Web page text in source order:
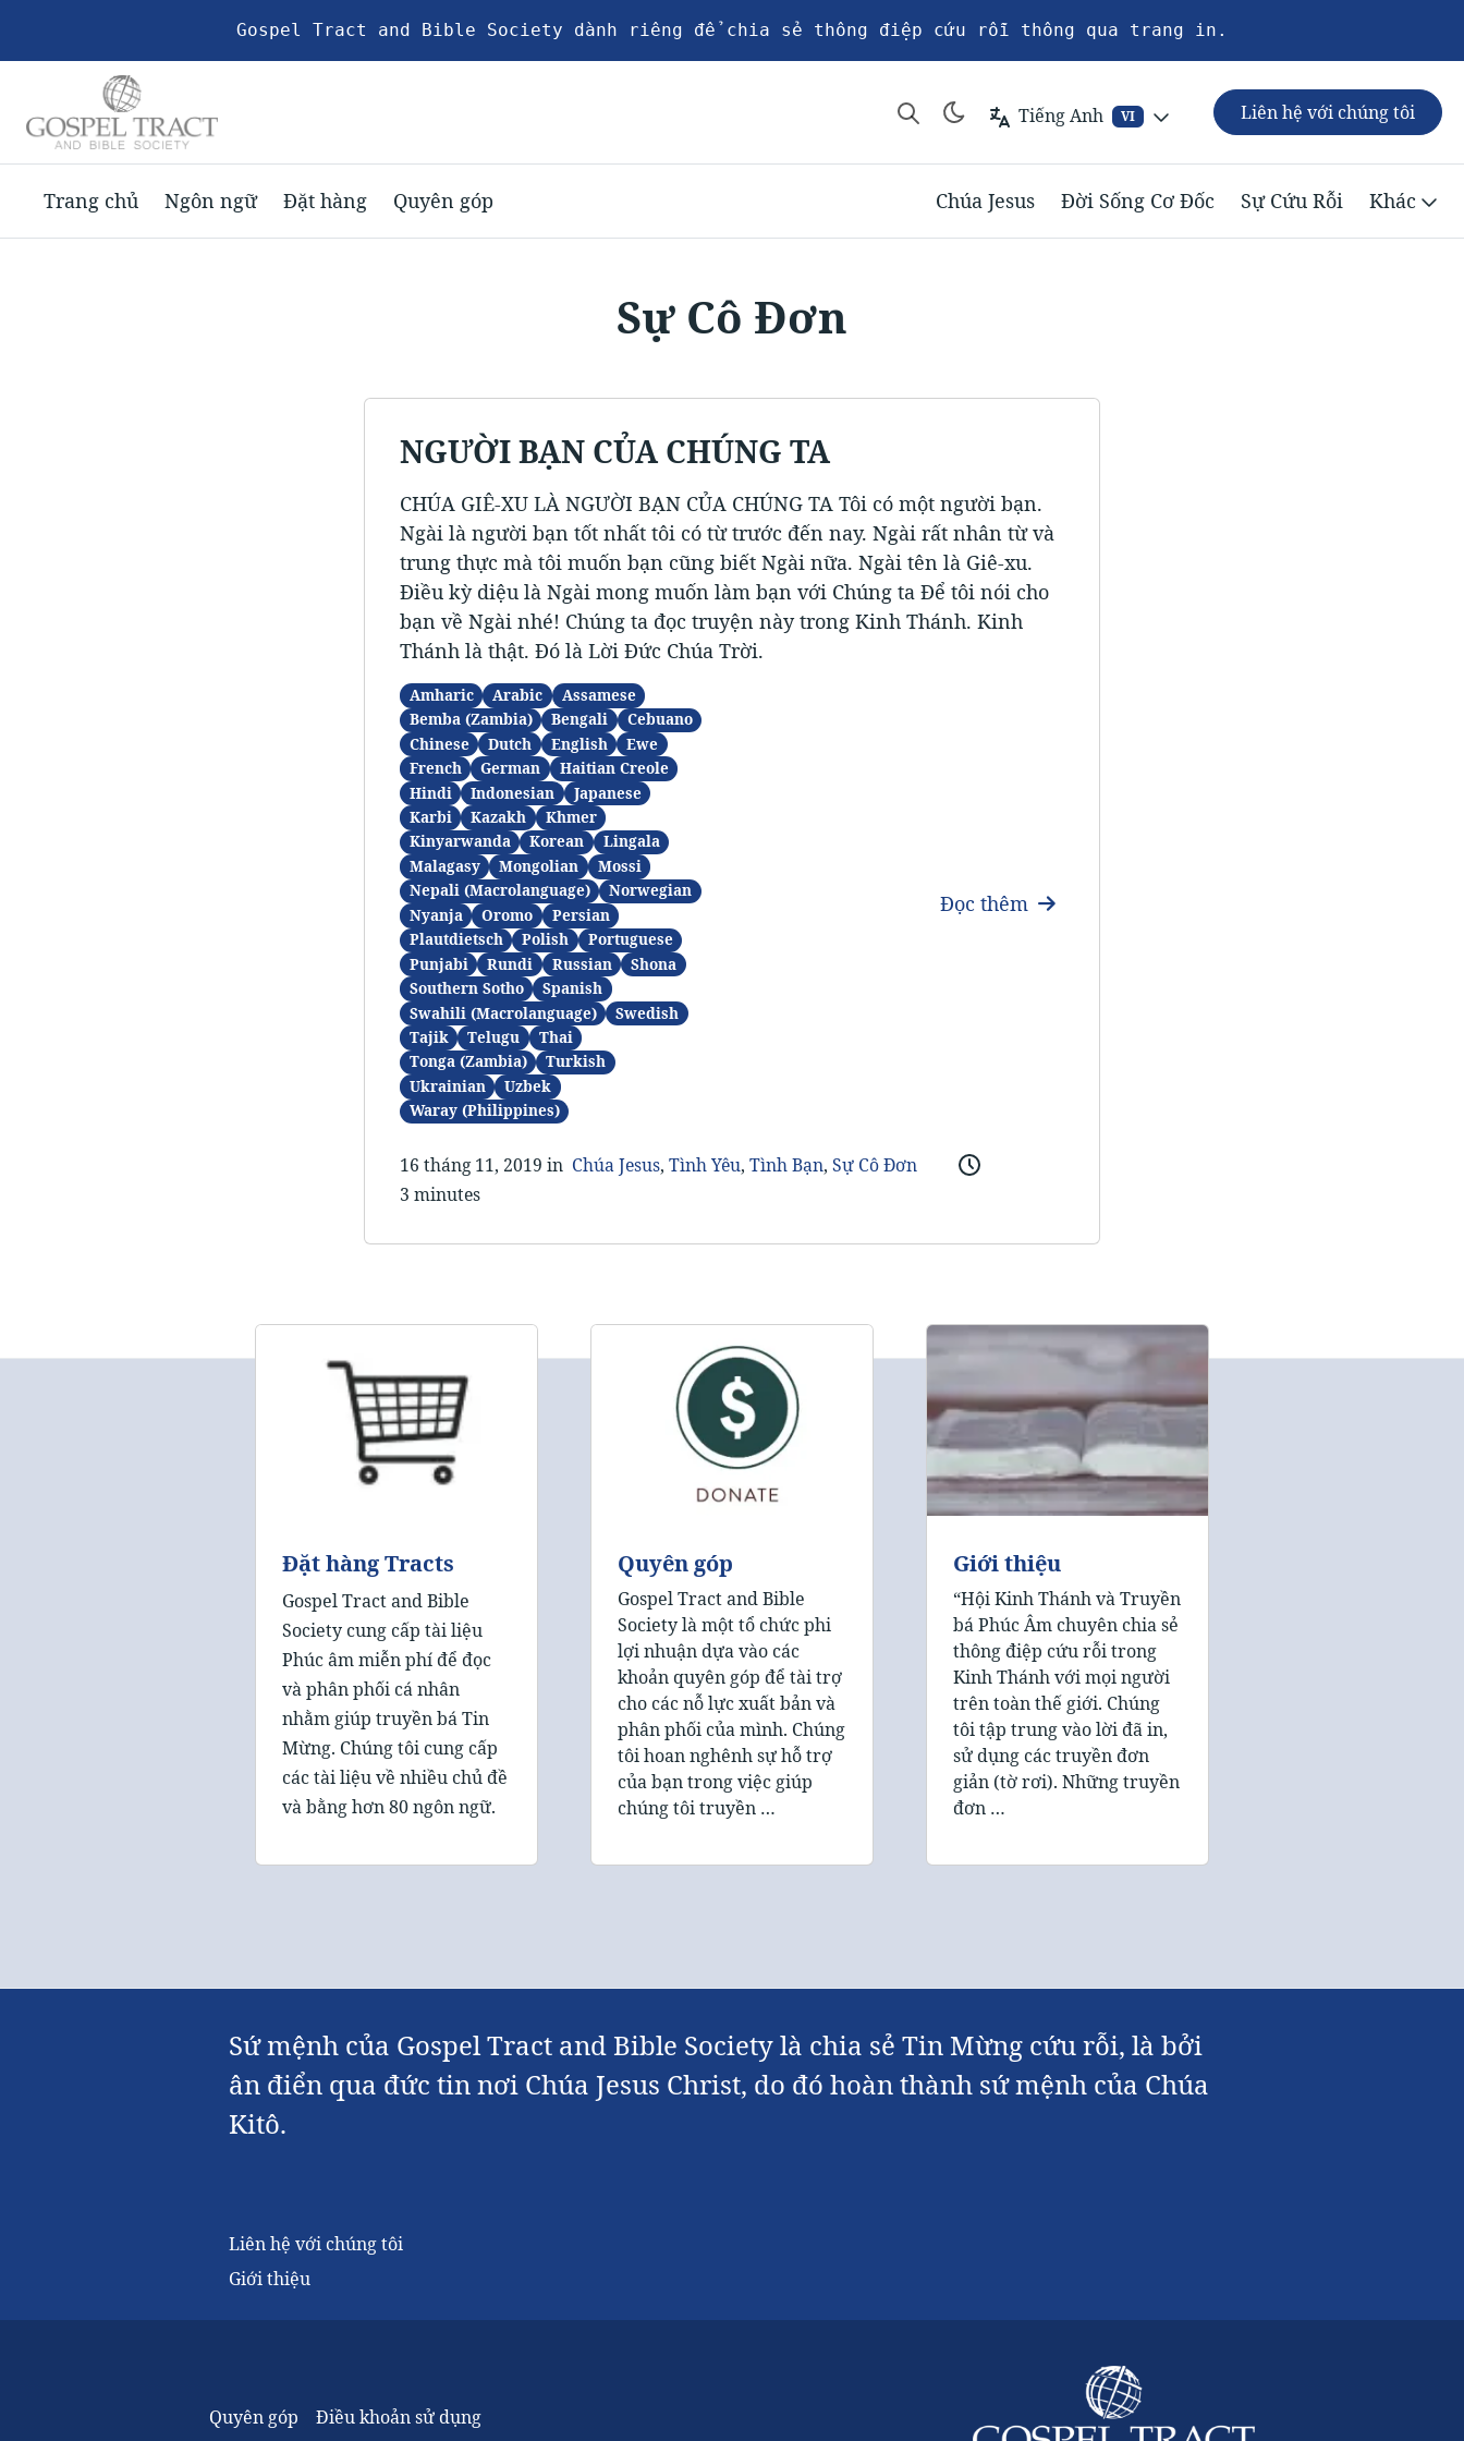
Gospel Tract and Bible Society dành riêng để chia sẻ thông điệp cứu rỗi thông qua trang in.
Tiếng Anh VI Liên hệ với chúng tôi
Trang chủ Ngôn ngữ Đặt hàng Quyên góp Chúa Jesus Đời Sống Cơ Đốc Sự Cứu Rỗi Khác
Sự Cô Đơn
NGƯỜI BẠN CỦA CHÚNG TA
CHÚA GIÊ-XU LÀ NGƯỜI BẠN CỦA CHÚNG TA Tôi có một người bạn.
Ngài là người bạn tốt nhất tôi có từ trước đến nay. Ngài rất nhân từ và
trung thực mà tôi muốn bạn cũng biết Ngài nữa. Ngài tên là Giê-xu.
Điều kỳ diệu là Ngài mong muốn làm bạn với Chúng ta Để tôi nói cho
bạn về Ngài nhé! Chúng ta đọc truyện này trong Kinh Thánh. Kinh
Thánh là thật. Đó là Lời Đức Chúa Trời.
Amharic Arabic
Assamese
Bemba (Zambia)
Bengali
Cebuano
Chinese
Dutch English
Ewe
French
German
Haitian Creole
Hindi
Indonesian
Japanese
Karbi
Kazakh
Khmer
Kinyarwanda
Korean
Lingala
Malagasy
Mongolian
Mossi
Nepali (Macrolanguage)
Norwegian
Nyanja
Oromo
Persian
Plautdietsch
Polish
Portuguese
Punjabi
Rundi Russian
Shona
Southern Sotho
Spanish
Swahili (Macrolanguage)
Swedish
Tajik
Telugu
Thai
Tonga (Zambia)
Turkish
Ukrainian
Uzbek
Waray (Philippines)
Đọc thêm
16 tháng 11, 2019 in Chúa Jesus, Tình Yêu, Tình Bạn, Sự Cô Đơn
3 minutes
Đặt hàng Tracts
Gospel Tract and Bible
Society cung cấp tài liệu
Phúc âm miễn phí để đọc
và phân phối cá nhân
nhằm giúp truyền bá Tin
Mừng. Chúng tôi cung cấp
các tài liệu về nhiều chủ đề
và bằng hơn 80 ngôn ngữ.
Quyên góp
Gospel Tract and Bible
Society là một tổ chức phi
lợi nhuận dựa vào các
khoản quyên góp để tài trợ
cho các nỗ lực xuất bản và
phân phối của mình. Chúng
tôi hoan nghênh sự hỗ trợ
của bạn trong việc giúp
chúng tôi truyền …
Giới thiệu
“Hội Kinh Thánh và Truyền
bá Phúc Âm chuyên chia sẻ
thông điệp cứu rỗi trong
Kinh Thánh với mọi người
trên toàn thế giới. Chúng
tôi tập trung vào lời đã in,
sử dụng các truyền đơn
giản (tờ rơi). Những truyền
đơn …
Sứ mệnh của Gospel Tract and Bible Society là chia sẻ Tin Mừng cứu rỗi, là bởi
ân điển qua đức tin nơi Chúa Jesus Christ, do đó hoàn thành sứ mệnh của Chúa
Kitô.
Liên hệ với chúng tôi
Giới thiệu
Quyên góp Điều khoản sử dụng